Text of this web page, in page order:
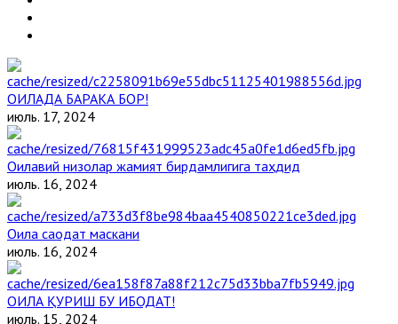
ОИЛАДА БАРАКА БОР!
июль. 17, 2024
Оилавий низолар жамият бирдамлигига таҳдид
июль. 16, 2024
Оила саодат маскани
июль. 16, 2024
ОИЛА ҚУРИШ БУ ИБОДАТ!
июль. 15, 2024